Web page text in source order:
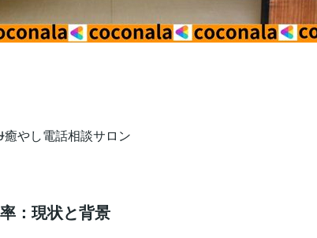
癒やし電話相談サロン
：現状と背景